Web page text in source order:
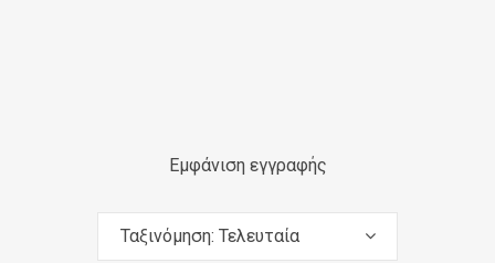
Εμφάνιση εγγραφής
Ταξινόμηση: Τελευταία